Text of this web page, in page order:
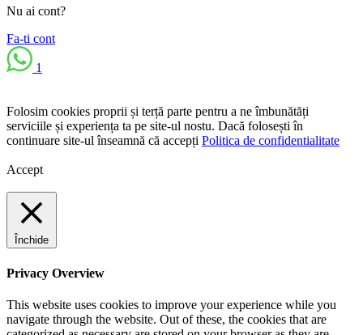
Nu ai cont?
Fa-ti cont
1
Folosim cookies proprii și terță parte pentru a ne îmbunătăți
serviciile și experiența ta pe site-ul nostu. Dacă folosești în
continuare site-ul înseamnă că accepți Politica de confidentialitate
Accept
Închide
Privacy Overview
This website uses cookies to improve your experience while you
navigate through the website. Out of these, the cookies that are